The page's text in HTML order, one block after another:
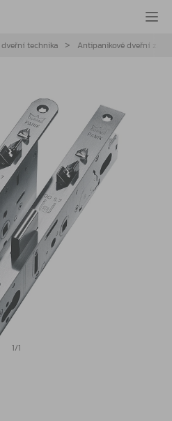
dveřní technika Antipanikové dveřní
1/1